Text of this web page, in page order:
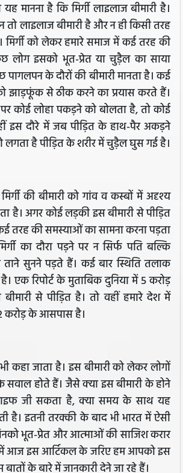
मानना है कि मिर्गी लाइलाज बीमारी है।
न तो लाइलाज बीमारी है और न ही किसी तरह
मिर्गी को लेकर हमारे समाज में कई तरह की
लोग इसको भूत-प्रेत या चुड़ैल का साया
के दौरों की बीमारी मानता है। कई
झाड़फूंक से ठीक करने का प्रयास करते हैं।
पर कोई लोहा पकड़ने को बोलता है, तो कोई
इस दौरे में जब पीड़ित के हाथ-पैर अकड़ने
लगता है पीड़ित के शरीर में चुड़ैल घुस गई है।
की बीमारी को गांव व कस्बों में अदृश्य
है। अगर कोई लड़की इस बीमारी से पीड़ित
तरह की समस्याओं का सामना करना पड़ता
का दौरा पड़ने पर न सिर्फ पति बल्कि
सुनने पड़ते हैं। कई बार स्थिति तलाक
एक रिपोर्ट के मुताबिक दुनिया में 5 करोड़
से पीड़ित है। तो वहीं हमारे देश में
करोड़ के आसपास है।
भी कहा जाता है। इस बीमारी को लेकर लोगों
होते हैं। जैसे क्या इस बीमारी के होने
जी सकता है, क्या समय के साथ यह
है। इतनी तरक्की के बाद भी भारत में ऐसी
भूत-प्रेत और आत्माओं की साजिश करार
में आज इस आर्टिकल के जरिए हम आपको इस
बातों के बारे में जानकारी देने जा रहे हैं।